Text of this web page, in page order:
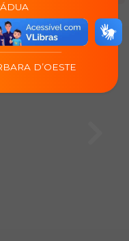
Rio das
OSTRAS
D’OESTE